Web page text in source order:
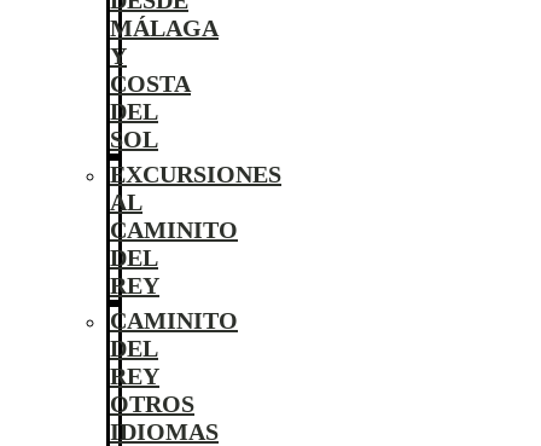
MÁLAGA
Y
COSTA
DEL
SOL
EXCURSIONES
AL
CAMINITO
DEL
REY
CAMINITO
DEL
REY
OTROS
IDIOMAS